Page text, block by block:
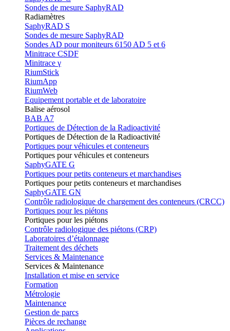
Sondes de mesure SaphyRAD
Radiamètres
SaphyRAD S
Sondes de mesure SaphyRAD
Sondes AD pour moniteurs 6150 AD 5 et 6
Minitrace CSDF
Minitrace γ
RiumStick
RiumApp
RiumWeb
Equipement portable et de laboratoire
Balise aérosol
BAB A7
Portiques de Détection de la Radioactivité
Portiques de Détection de la Radioactivité
Portiques pour véhicules et conteneurs
Portiques pour véhicules et conteneurs
SaphyGATE G
Portiques pour petits conteneurs et marchandises
Portiques pour petits conteneurs et marchandises
SaphyGATE GN
Contrôle radiologique de chargement des conteneurs (CRCC)
Portiques pour les piétons
Portiques pour les piétons
Contrôle radiologique des piétons (CRP)
Laboratoires d’étalonnage
Traitement des déchets
Services & Maintenance
Services & Maintenance
Installation et mise en service
Formation
Métrologie
Maintenance
Gestion de parcs
Pièces de rechange